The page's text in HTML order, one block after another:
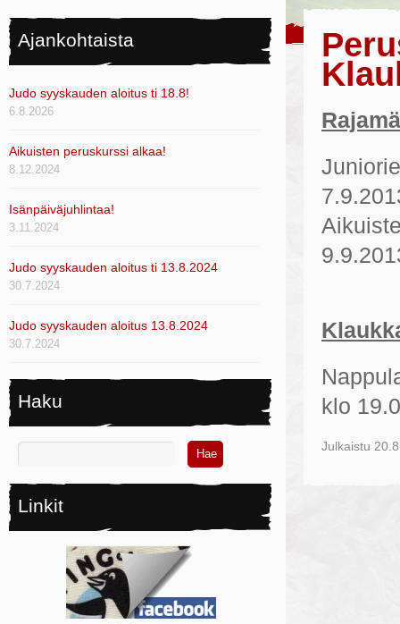
Ajankohtaista
Judo syyskauden aloitus ti 18.8!
6.8.2026
Aikuisten peruskurssi alkaa!
8.12.2024
Isänpäiväjuhlintaa!
3.11.2024
Judo syyskauden aloitus ti 13.8.2024
30.7.2024
Judo syyskauden aloitus 13.8.2024
30.7.2024
Haku
Linkit
klo
Julkaistu